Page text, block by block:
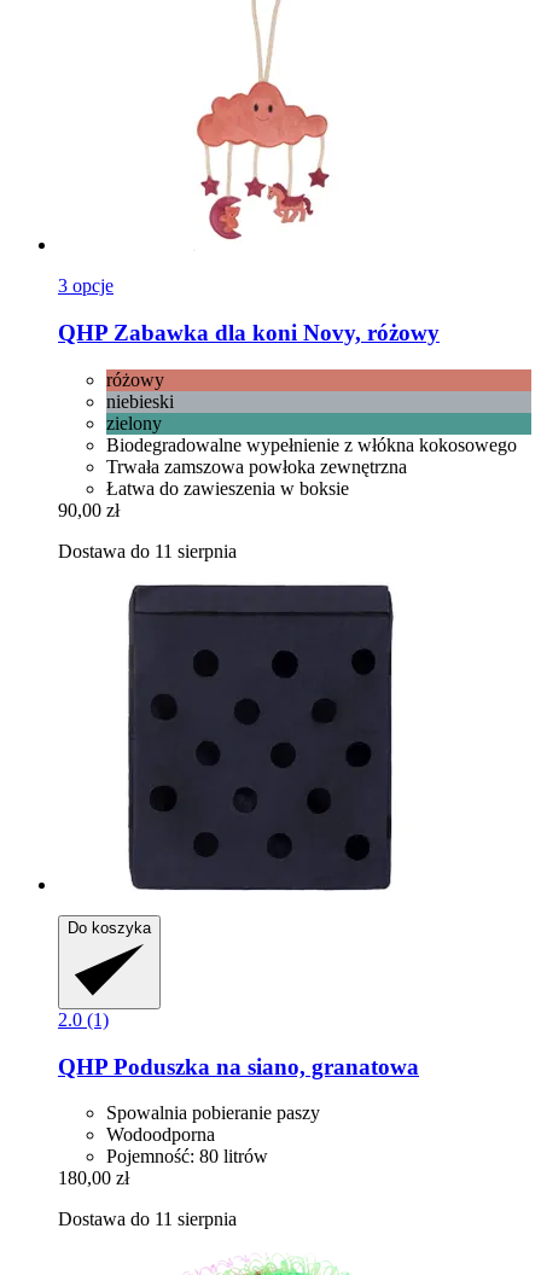
3 opcje
QHP Zabawka dla koni Novy, różowy
różowy
niebieski
zielony
Biodegradowalne wypełnienie z włókna kokosowego
Trwała zamszowa powłoka zewnętrzna
Łatwa do zawieszenia w boksie
90,00 zł
Dostawa do 11 sierpnia
Do koszyka
2.0 (1)
QHP Poduszka na siano, granatowa
Spowalnia pobieranie paszy
Wodoodporna
Pojemność: 80 litrów
180,00 zł
Dostawa do 11 sierpnia